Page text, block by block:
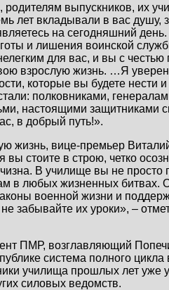
выпускников, их
лет вкладывали в вас душу,
на сегодняшний
и лишения воинской
для вас, и вы с честью
взрослую жизнь. …Я
которые вы будете нести
полковниками,
настоящими защитниками
в добрый путь!».
жизнь, вице-премьер
стоите в строю, четко
В училище вы не
в любых жизненных битвах.
военной жизни и
забывайте их уроки», –
ПМР, возглавляющий
система полного цикла
училища прошлых лет уже
силовых ведомств.